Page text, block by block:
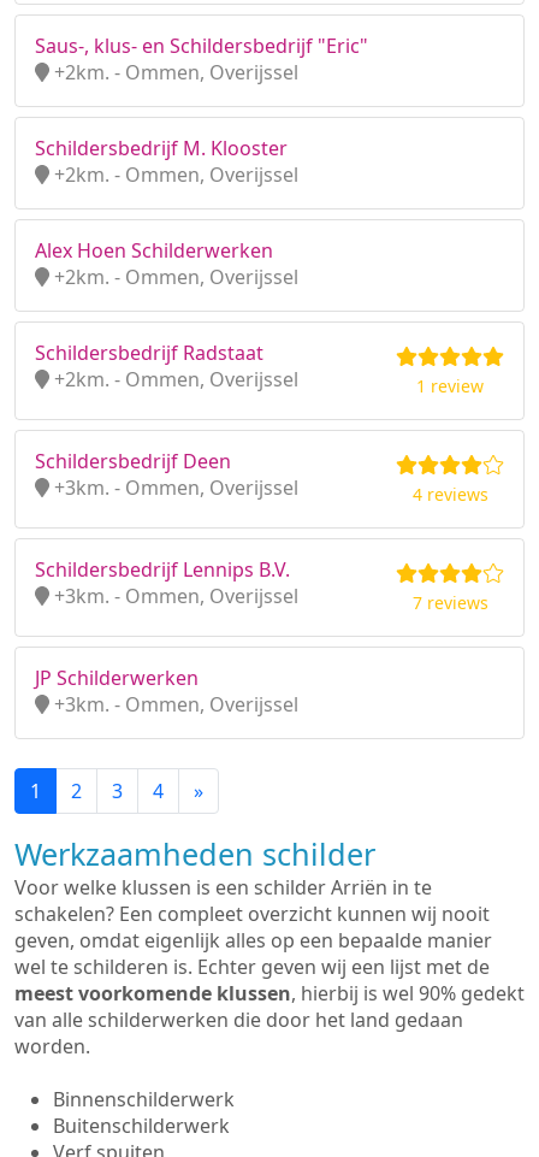
Saus-, klus- en Schildersbedrijf "Eric"
+2km. - Ommen, Overijssel
Schildersbedrijf M. Klooster
+2km. - Ommen, Overijssel
Alex Hoen Schilderwerken
+2km. - Ommen, Overijssel
Schildersbedrijf Radstaat
+2km. - Ommen, Overijssel
1 review
Schildersbedrijf Deen
+3km. - Ommen, Overijssel
4 reviews
Schildersbedrijf Lennips B.V.
+3km. - Ommen, Overijssel
7 reviews
JP Schilderwerken
+3km. - Ommen, Overijssel
1 2 3 4 »
Werkzaamheden schilder
Voor welke klussen is een schilder Arriën in te
schakelen? Een compleet overzicht kunnen wij nooit
geven, omdat eigenlijk alles op een bepaalde manier
wel te schilderen is. Echter geven wij een lijst met de
meest voorkomende klussen, hierbij is wel 90% gedekt
van alle schilderwerken die door het land gedaan
worden.
Binnenschilderwerk
Buitenschilderwerk